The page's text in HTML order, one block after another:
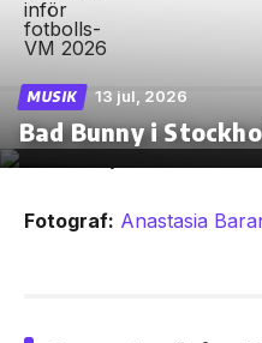
MUSIK 13 jul, 2026
Bad Bunny i
Fotograf: Anastasia